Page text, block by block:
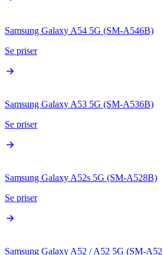
Samsung Galaxy A54 5G (SM-A546B)
Se priser
Samsung Galaxy A53 5G (SM-A536B)
Se priser
Samsung Galaxy A52s 5G (SM-A528B)
Se priser
Samsung Galaxy A52 / A52 5G (SM-